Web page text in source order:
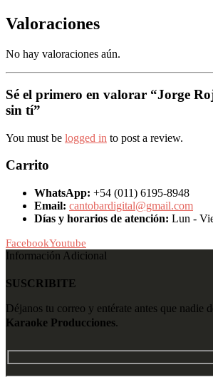
Valoraciones
No hay valoraciones aún.
Sé el primero en valorar “Jorge
sin tí”
You must be logged in to post a review.
Carrito
WhatsApp: +54 (011) 6195-8948
Email: cantobardigital@gmail.com
Días y horarios de atención: Lun -
FacebookYoutube
Información Adicional
SUSCRIBITE
Déjanos tu correo y entérate antes que nadie
Karaoke Producciones.